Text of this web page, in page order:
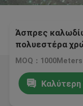
Άσπρες
πολυεστέρα
διακοσμητικές
MOQ：1000Meters
Καλύτερη